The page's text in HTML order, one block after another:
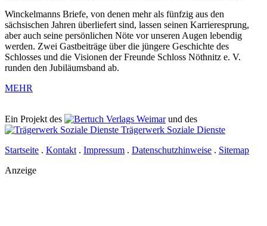
Winckelmanns Briefe, von denen mehr als fünfzig aus den
sächsischen Jahren überliefert sind, lassen seinen Karrieresprung,
aber auch seine persönlichen Nöte vor unseren Augen lebendig
werden. Zwei Gastbeiträge über die jüngere Geschichte des
Schlosses und die Visionen der Freunde Schloss Nöthnitz e. V.
runden den Jubiläumsband ab.
MEHR
Ein Projekt des Verlags Weimarund des
Trägerwerk Soziale Dienste
Startseite . Kontakt . Impressum . Datenschutzhinweise . Sitemap
Anzeige